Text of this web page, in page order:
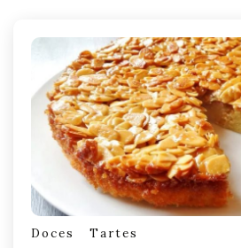
Doces Tartes